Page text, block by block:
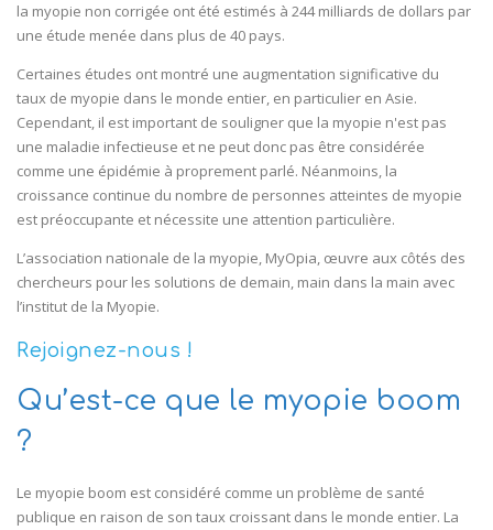
la myopie non corrigée ont été estimés à 244 milliards de dollars par
une étude menée dans plus de 40 pays.
Certaines études ont montré une augmentation significative du
taux de myopie dans le monde entier, en particulier en Asie.
Cependant, il est important de souligner que la myopie n'est pas
une maladie infectieuse et ne peut donc pas être considérée
comme une épidémie à proprement parlé. Néanmoins, la
croissance continue du nombre de personnes atteintes de myopie
est préoccupante et nécessite une attention particulière.
L’association nationale de la myopie, MyOpia, œuvre aux côtés des
chercheurs pour les solutions de demain, main dans la main avec
l’institut de la Myopie.
Rejoignez-nous !
Qu’est-ce que le myopie boom
?
Le myopie boom est considéré comme un problème de santé
publique en raison de son taux croissant dans le monde entier. La